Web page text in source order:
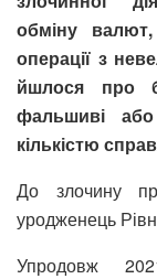
обміну
операції з
йшлося про
фальшиві
кількістю
До злочину
уродженець
Упродовж